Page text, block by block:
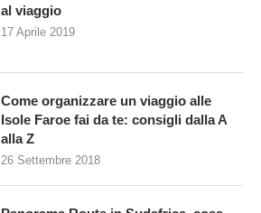
al viaggio
17 Aprile 2019
Come organizzare un viaggio alle
Isole Faroe fai da te: consigli dalla A
alla Z
26 Settembre 2018